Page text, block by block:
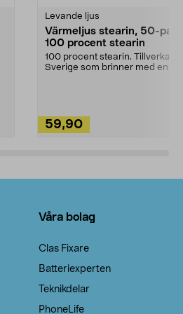
Levande ljus
Värmeljus stearin, 50-pack,
100 procent stearin
100 procent stearin. Tillverkade i
Sverige som brinner med en
59,90
Våra bolag
Clas Fixare
Batteriexperten
Teknikdelar
PhoneLife